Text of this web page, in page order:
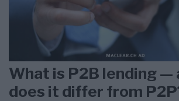
What is P2B lending —
does it differ from